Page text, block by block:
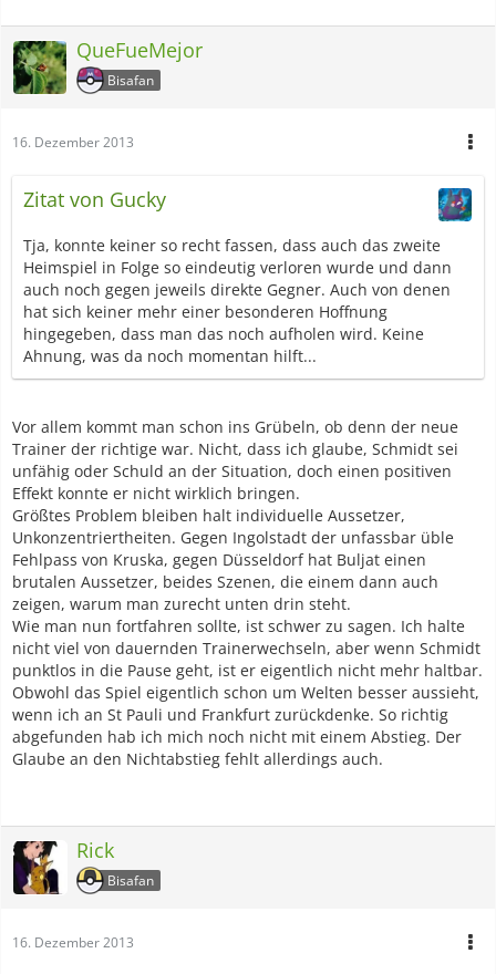
QueFueMejor
Bisafan
16. Dezember 2013
Zitat von Gucky
Tja, konnte keiner so recht fassen, dass auch das zweite
Heimspiel in Folge so eindeutig verloren wurde und dann
auch noch gegen jeweils direkte Gegner. Auch von denen
hat sich keiner mehr einer besonderen Hoffnung
hingegeben, dass man das noch aufholen wird. Keine
Ahnung, was da noch momentan hilft...
Vor allem kommt man schon ins Grübeln, ob denn der neue
Trainer der richtige war. Nicht, dass ich glaube, Schmidt sei
unfähig oder Schuld an der Situation, doch einen positiven
Effekt konnte er nicht wirklich bringen.
Größtes Problem bleiben halt individuelle Aussetzer,
Unkonzentriertheiten. Gegen Ingolstadt der unfassbar üble
Fehlpass von Kruska, gegen Düsseldorf hat Buljat einen
brutalen Aussetzer, beides Szenen, die einem dann auch
zeigen, warum man zurecht unten drin steht.
Wie man nun fortfahren sollte, ist schwer zu sagen. Ich halte
nicht viel von dauernden Trainerwechseln, aber wenn Schmidt
punktlos in die Pause geht, ist er eigentlich nicht mehr haltbar.
Obwohl das Spiel eigentlich schon um Welten besser aussieht,
wenn ich an St Pauli und Frankfurt zurückdenke. So richtig
abgefunden hab ich mich noch nicht mit einem Abstieg. Der
Glaube an den Nichtabstieg fehlt allerdings auch.
Rick
Bisafan
16. Dezember 2013